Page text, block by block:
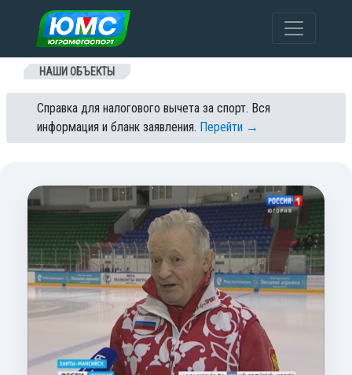
Перейти к содержанию
НАШИ ОБЪЕКТЫ
Справка для налогового вычета за спорт. Вся
информация и бланк заявления. Перейти →